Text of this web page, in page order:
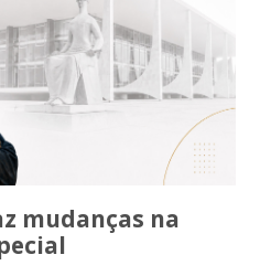
mudanças na